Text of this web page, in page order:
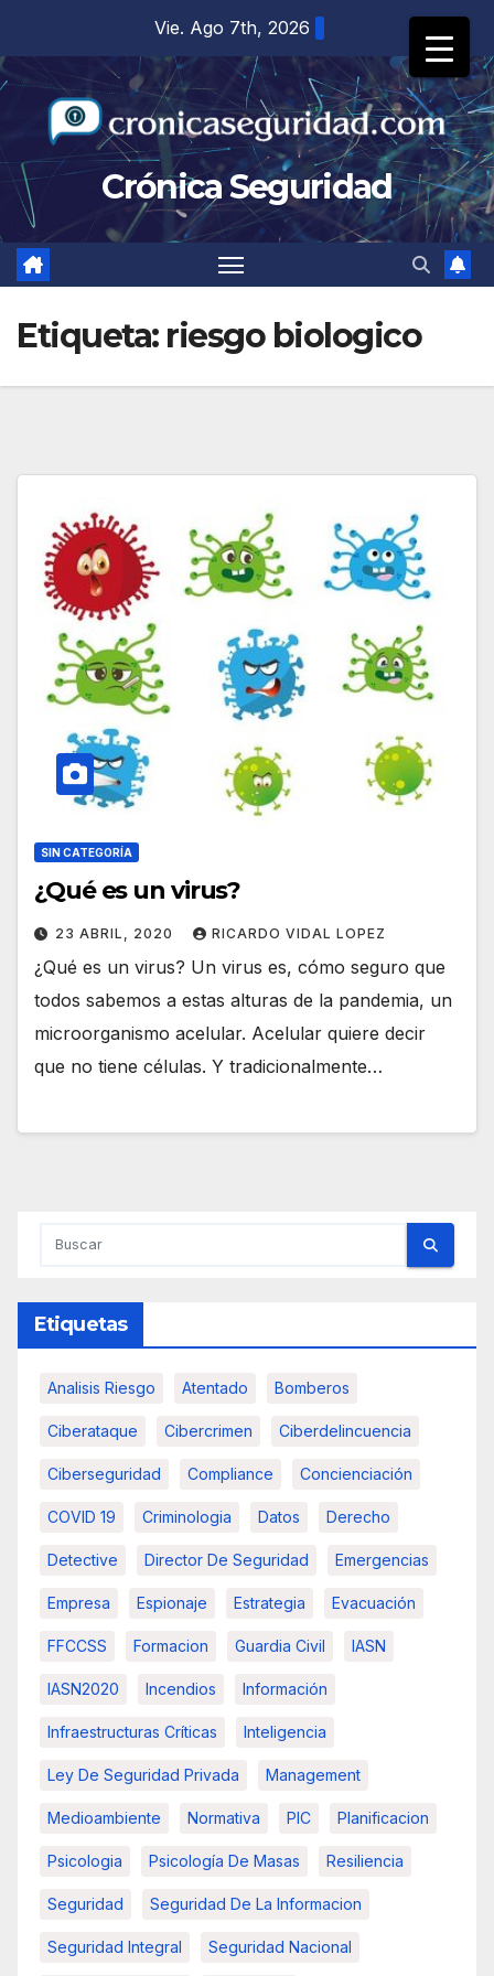
contenido
Vie. Ago 7th, 2026
Crónica Seguridad
Etiqueta: riesgo biologico
SIN CATEGORÍA
¿Qué es un virus?
23 ABRIL, 2020 RICARDO VIDAL LOPEZ
¿Qué es un virus? Un virus es, cómo seguro que
todos sabemos a estas alturas de la pandemia, un
microorganismo acelular. Acelular quiere decir
que no tiene células. Y tradicionalmente…
Etiquetas
Analisis Riesgo Atentado Bomberos
Ciberataque Cibercrimen Ciberdelincuencia
Ciberseguridad Compliance Concienciación
COVID 19 Criminologia Datos Derecho
Detective Director De Seguridad Emergencias
Empresa Espionaje Estrategia Evacuación
FFCCSS Formacion Guardia Civil IASN
IASN2020 Incendios Información
Infraestructuras Críticas Inteligencia
Ley De Seguridad Privada Management
Medioambiente Normativa PIC Planificacion
Psicologia Psicología De Masas Resiliencia
Seguridad Seguridad De La Informacion
Seguridad Integral Seguridad Nacional